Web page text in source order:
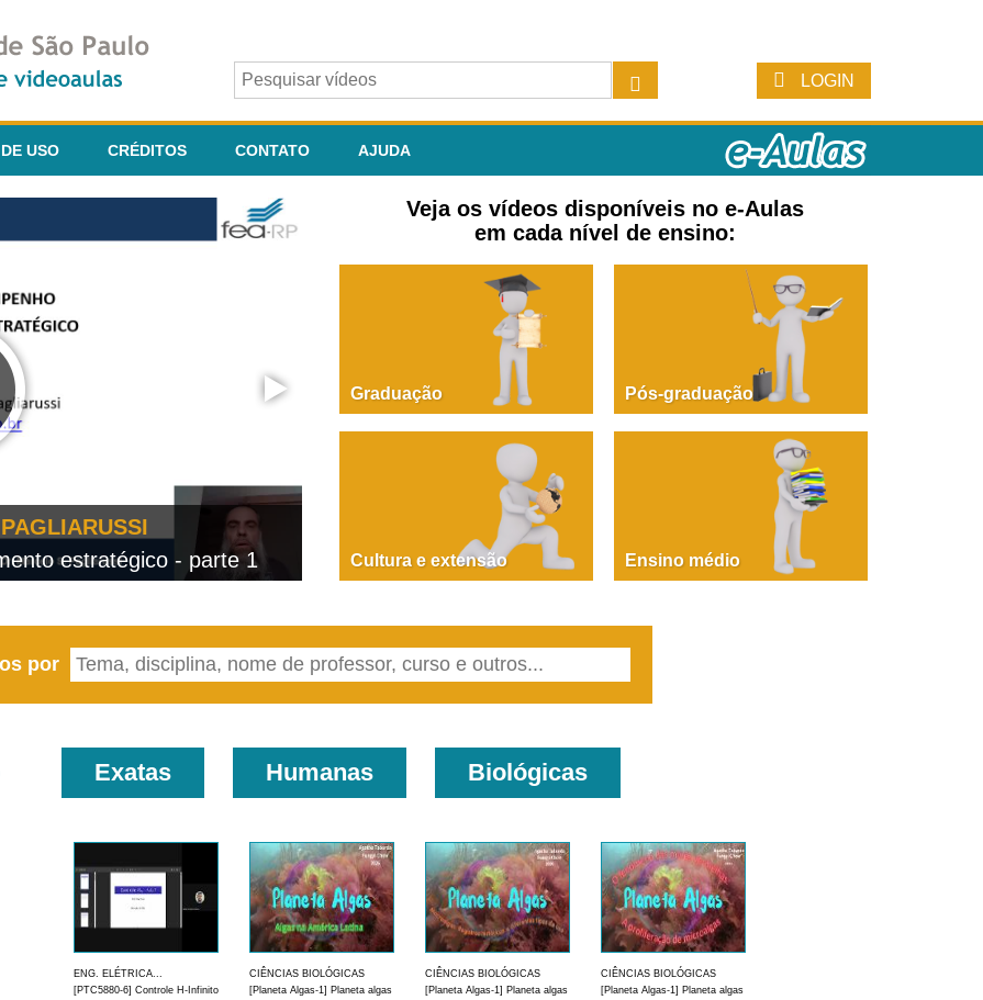
LOGIN
USO CRÉDITOS CONTATO AJUDA
estratégico - parte 1
PAOLA GIUSTINA BACCIN
Dire, fare, partire! Aula 1 – parte 1
Veja os vídeos disponíveis no e-Aulas
em cada nível de ensino:
Graduação Pós-graduação
Cultura e extensão Ensino médio
por
Exatas Humanas Biológicas
ENG. ELÉTRICA...
[PTC5880-6] Controle H-Infinito
CIÊNCIAS BIOLÓGICAS
[Planeta Algas-1] Planeta algas
CIÊNCIAS BIOLÓGICAS
[Planeta Algas-1] Planeta algas
CIÊNCIAS BIOLÓGICAS
[Planeta Algas-1] Planeta algas